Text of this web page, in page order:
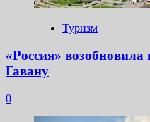
Туризм
«Россия»
Гавану
0